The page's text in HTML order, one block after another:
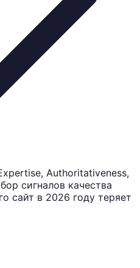
Authoritativeness,
сигналов качества
сайт в 2026 году теряет